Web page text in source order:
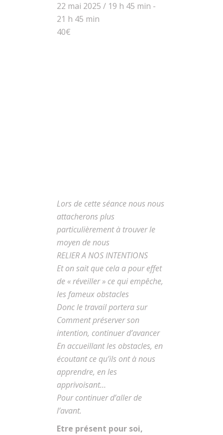
22 mai 2025 / 19 h 45 min -
21 h 45 min
40€
Lors de cette séance nous nous
attacherons plus
particulièrement à trouver le
moyen de nous
RELIER A NOS INTENTIONS
Et on sait que cela a pour effet
de « réveiller » ce qui empêche,
les fameux obstacles
Donc le travail portera sur
Comment préserver son
intention, continuer d’avancer
En accueillant les obstacles, en
écoutant ce qu’ils ont à nous
apprendre, en les
apprivoisant…
Pour continuer d’aller de
l’avant.
Etre présent pour soi,